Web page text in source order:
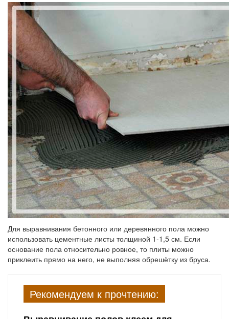
Для выравнивания бетонного или деревянного пола можно
использовать цементные листы толщиной 1-1,5 см. Если
основание пола относительно ровное, то плиты можно
приклеить прямо на него, не выполняя обрешётку из бруса.
Рекомендуем к прочтению: